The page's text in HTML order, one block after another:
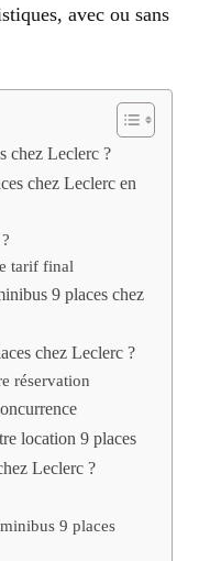
avec ou sans
chez Leclerc ?
chez Leclerc en
tarif final
9 places chez
chez Leclerc ?
réservation
location 9 places
Leclerc ?
9 places